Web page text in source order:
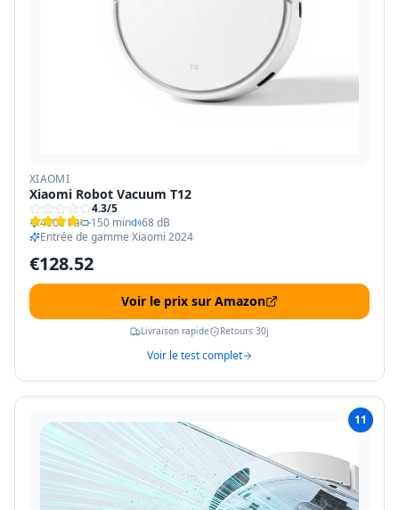
XIAOMI
Xiaomi Robot Vacuum T12
4.3/5
4000 Pa
150 min
68 dB
Entrée de gamme Xiaomi 2024
€128.52
Voir le prix sur Amazon
Livraison rapide Retours 30j
Voir le test complet
11